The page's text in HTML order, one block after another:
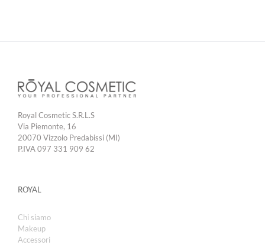
Royal Cosmetic S.R.L.S
Via Piemonte, 16
20070 Vizzolo Predabissi (MI)
P.IVA 097 331 909 62
ROYAL
Chi siamo
Makeup
Accessori